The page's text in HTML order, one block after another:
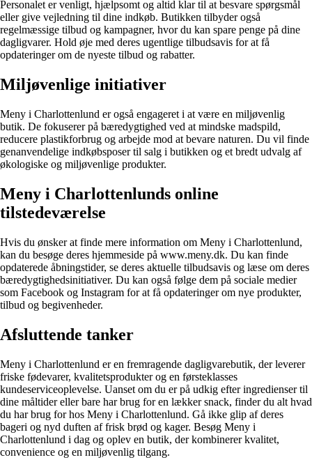
Personalet er venligt, hjælpsomt og altid klar til at besvare spørgsmål
eller give vejledning til dine indkøb. Butikken tilbyder også
regelmæssige tilbud og kampagner, hvor du kan spare penge på dine
dagligvarer. Hold øje med deres ugentlige tilbudsavis for at få
opdateringer om de nyeste tilbud og rabatter.
Miljøvenlige initiativer
Meny i Charlottenlund er også engageret i at være en miljøvenlig
butik. De fokuserer på bæredygtighed ved at mindske madspild,
reducere plastikforbrug og arbejde mod at bevare naturen. Du vil finde
genanvendelige indkøbsposer til salg i butikken og et bredt udvalg af
økologiske og miljøvenlige produkter.
Meny i Charlottenlunds online
tilstedeværelse
Hvis du ønsker at finde mere information om Meny i Charlottenlund,
kan du besøge deres hjemmeside på www.meny.dk. Du kan finde
opdaterede åbningstider, se deres aktuelle tilbudsavis og læse om deres
bæredygtighedsinitiativer. Du kan også følge dem på sociale medier
som Facebook og Instagram for at få opdateringer om nye produkter,
tilbud og begivenheder.
Afsluttende tanker
Meny i Charlottenlund er en fremragende dagligvarebutik, der leverer
friske fødevarer, kvalitetsprodukter og en førsteklasses
kundeserviceoplevelse. Uanset om du er på udkig efter ingredienser til
dine måltider eller bare har brug for en lækker snack, finder du alt hvad
du har brug for hos Meny i Charlottenlund. Gå ikke glip af deres
bageri og nyd duften af ​​frisk brød og kager. Besøg Meny i
Charlottenlund i dag og oplev en butik, der kombinerer kvalitet,
convenience og en miljøvenlig tilgang.